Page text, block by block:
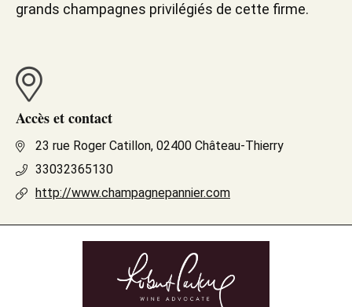
grands champagnes privilégiés de cette firme.
Accès et contact
23 rue Roger Catillon, 02400 Château-Thierry
33032365130
http://www.champagnepannier.com